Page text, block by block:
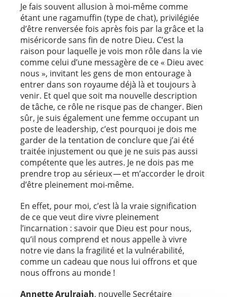
Je fais souvent allusion à moi-même comme
étant une ragamuffin (type de chat), privilégiée
d’être renversée fois après fois par la grâce et la
miséricorde sans fin de notre Dieu. C’est la
raison pour laquelle je vois mon rôle dans la vie
comme celui d’une messagère de ce « Dieu avec
nous », invitant les gens de mon entourage à
entrer dans son royaume déjà là et toujours à
venir. Et quel que soit ma nouvelle description
de tâche, ce rôle ne risque pas de changer. Bien
sûr, je suis également une femme occupant un
poste de leadership, c’est pourquoi je dois me
garder de la tentation de conclure que j’ai été
traitée injustement ou que je ne suis pas aussi
compétente que les autres. Je ne dois pas me
prendre trop au sérieux — et m’accorder le droit
d’être pleinement moi-même.
En effet, pour moi, c’est là la vraie signification
de ce que veut dire vivre pleinement
l’incarnation : savoir que Dieu est pour nous,
qu’il nous comprend et nous appelle à vivre
notre vie dans la fragilité et la vulnérabilité,
comme un cadeau que nous lui offrons et que
nous offrons au monde !
Annette Arulrajah, nouvelle Secrétaire